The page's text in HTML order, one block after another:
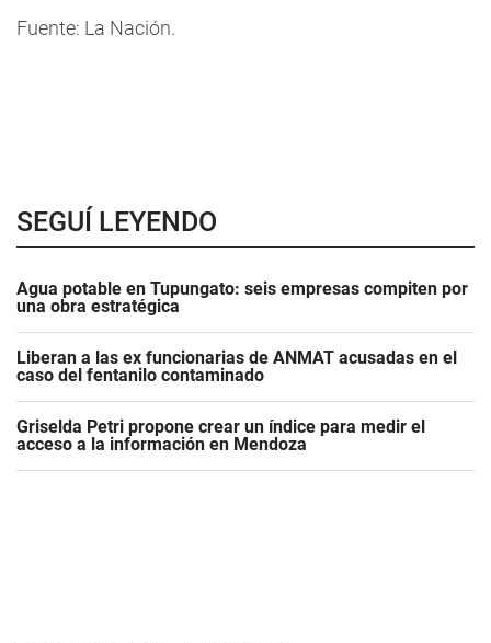
Fuente: La Nación.
SEGUÍ LEYENDO
Agua potable en Tupungato: seis empresas compiten por
una obra estratégica
Liberan a las ex funcionarias de ANMAT acusadas en el
caso del fentanilo contaminado
Griselda Petri propone crear un índice para medir el
acceso a la información en Mendoza